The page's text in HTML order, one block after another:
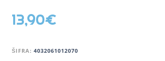
13,90€
ŠIFRA: 4032061012070